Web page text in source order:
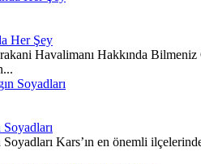
Her Şey
Havalimanı Hakkında
Soyadları
Soyadları Kars’ın en önemli